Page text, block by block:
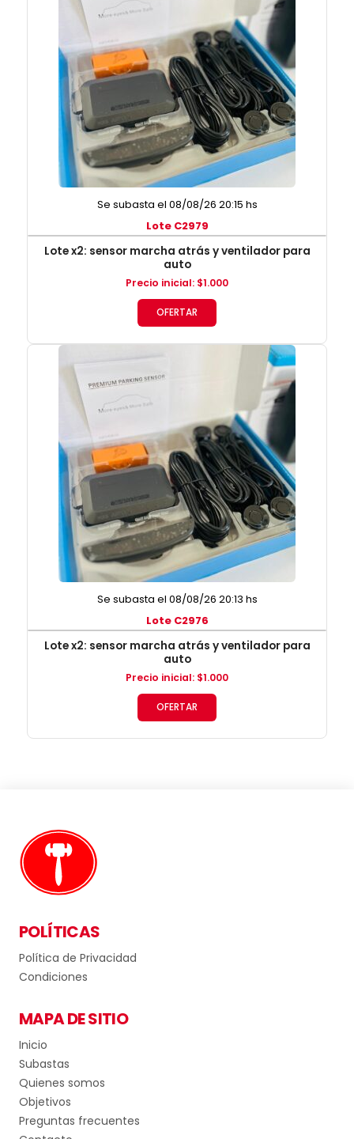
Se subasta el 08/08/26 20:15 hs
Lote C2979
Lote x2: sensor marcha atrás y ventilador para
auto
Precio inicial: $1.000
OFERTAR
Se subasta el 08/08/26 20:13 hs
Lote C2976
Lote x2: sensor marcha atrás y ventilador para
auto
Precio inicial: $1.000
OFERTAR
POLÍTICAS
Política de Privacidad
Condiciones
MAPA DE SITIO
Inicio
Subastas
Quienes somos
Objetivos
Preguntas frecuentes